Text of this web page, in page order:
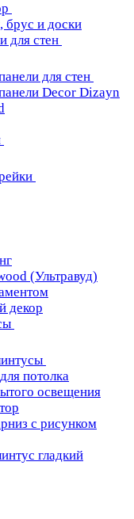
брус и доски
для стен
для стен
Decor Dizayn
(Ультравуд)
декор
потолка
освещения
с рисунком
гладкий